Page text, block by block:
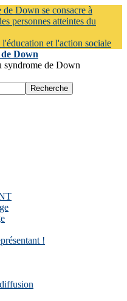
Down se consacre à
personnes atteintes du
et l'action sociale
Down
!